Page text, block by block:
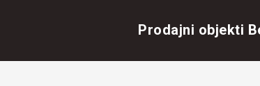
Prodajni objekti